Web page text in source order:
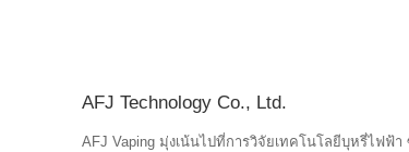
AFJ Technology Co., Ltd.
AFJ Vaping มุ่งเน้นไปที่การวิจัยเทคโนโลยีบุหรี่ไฟฟ้